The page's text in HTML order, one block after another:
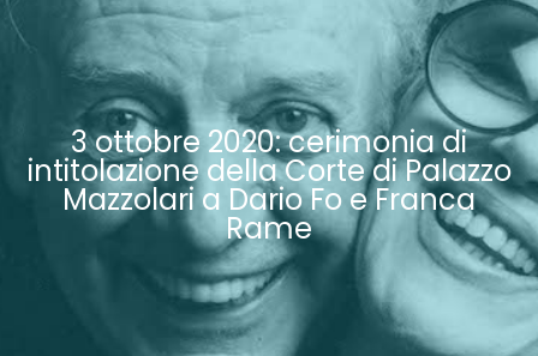
3 ottobre 2020: cerimonia di
intitolazione della Corte di Palazzo
Mazzolari a Dario Fo e Franca
Rame